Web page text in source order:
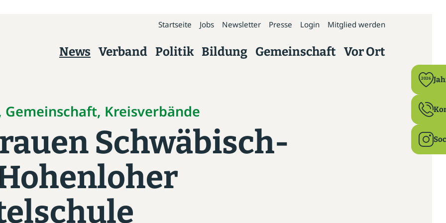
Startseite Jobs Newsletter Presse Login Mitglied werden
2026
News Verband Politik Bildung Gemeinschaft Vor Ort
Gemeinschaft, Kreisverbände
Schwäbisch-
Über uns
Präsidium
Kreisverbände
Geschäftsstelle
Arbeitskreise
Ehrenamt